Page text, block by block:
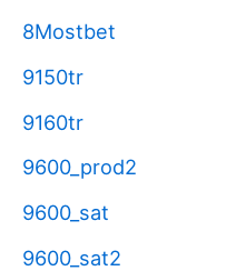
8Mostbet
9150tr
9160tr
9600_prod2
9600_sat
9600_sat2